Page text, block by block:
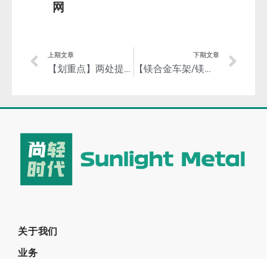
网
上期文章
【划重点】两处提及镁！三部委印发《工业领域碳达峰实施方案》！
下期文章
【镁合金车架/镁轮毂】小牛两轮电动全新车型SQi发布！以玩家致敬玩家！
关于我们
业务